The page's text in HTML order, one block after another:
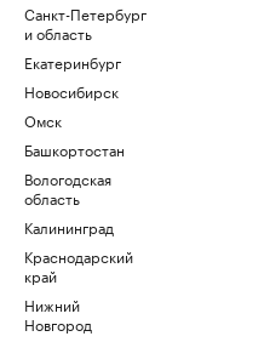
Санкт-Петербург
и область
Екатеринбург
Новосибирск
Омск
Башкортостан
Вологодская
область
Калининград
Краснодарский
край
Нижний
Новгород